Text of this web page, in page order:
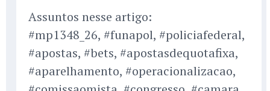
Assuntos nesse artigo:
#mp1348_26, #funapol, #policiafederal,
#apostas, #bets, #apostasdequotafixa,
#aparelhamento, #operacionalizacao,